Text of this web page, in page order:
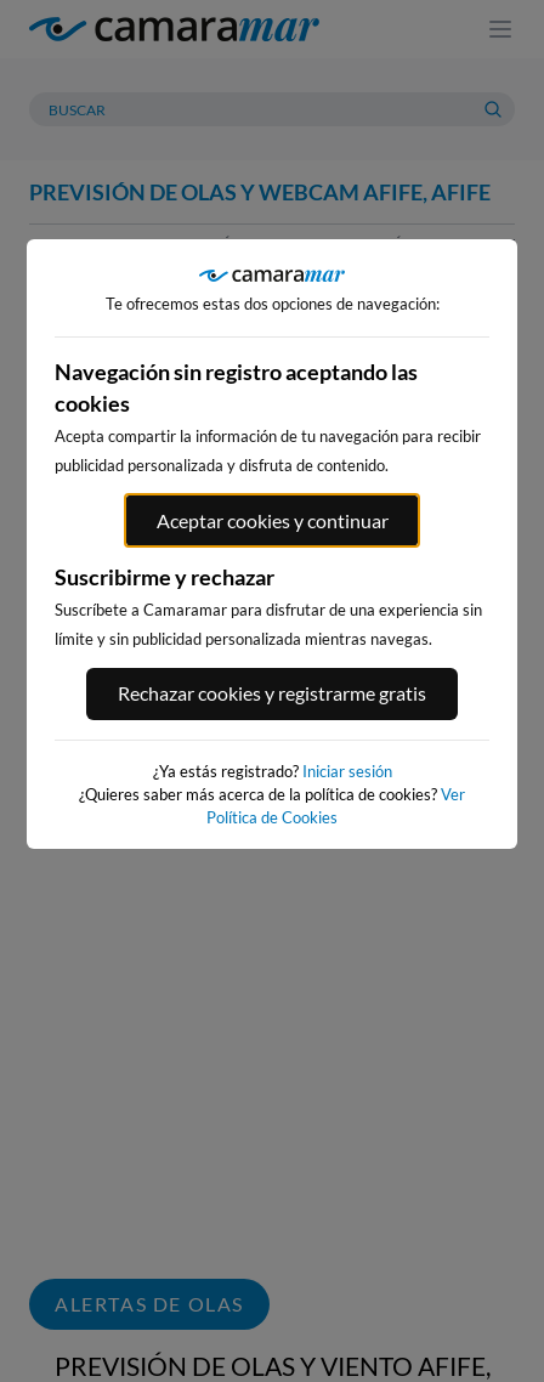
PREVISIÓN DE OLAS Y WEBCAM AFIFE, AFIFE
WEBCAM PREVISIÓN METEOROLOGÍA MAREAS
WEBCAM AFIFE, AFIFE
BAIONA
37km · Baiona
CHOPI
BAIONA_SANTA_MARTA
37km · Baiona
ALERTAS DE OLAS
PREVISIÓN DE OLAS Y VIENTO AFIFE,
Te ofrecemos estas dos opciones de navegación:
Navegación sin registro aceptando las
cookies
Acepta compartir la información de tu navegación para recibir
publicidad personalizada y disfruta de contenido.
Aceptar cookies y continuar
Suscribirme y rechazar
Suscríbete a Camaramar para disfrutar de una experiencia sin
límite y sin publicidad personalizada mientras navegas.
Rechazar cookies y registrarme gratis
¿Ya estás registrado? Iniciar sesión
¿Quieres saber más acerca de la política de cookies?Ver
Política de Cookies